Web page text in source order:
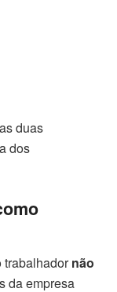
duas
dos
trabalhadornão
da empresa